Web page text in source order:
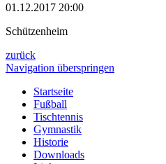
01.12.2017 20:00
Schützenheim
zurück
Navigation überspringen
Startseite
Fußball
Tischtennis
Gymnastik
Historie
Downloads